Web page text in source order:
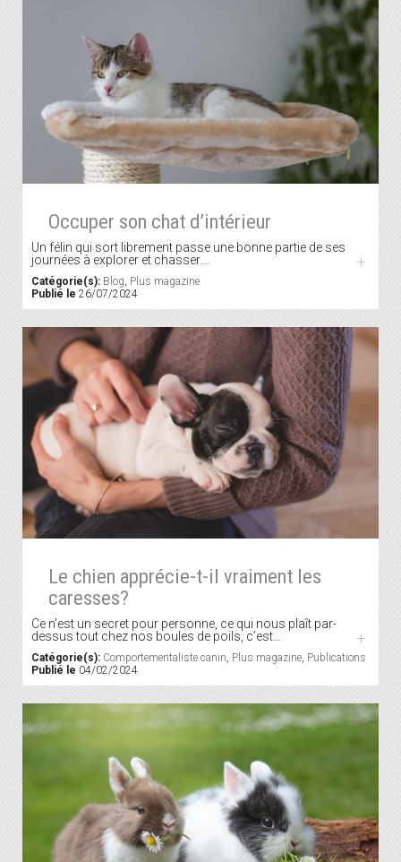
Occuper son chat d’intérieur
Un félin qui sort librement passe une bonne partie de ses
journées à explorer et chasser….
+
Catégorie(s): Blog, Plus magazine
Publié le 26/07/2024
Le chien apprécie-t-il vraiment les
caresses?
Ce n’est un secret pour personne, ce qui nous plaît par-
dessus tout chez nos boules de poils, c’est…
+
Catégorie(s): Comportementaliste canin, Plus magazine, Publications
Publié le 04/02/2024